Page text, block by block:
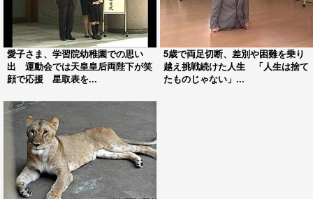
愛子さま、学習院幼稚園での思い
出 運動会では天皇皇后両陛下が笑
顔で応援 星取表を...
5歳で両足切断、差別や困難を乗り
越え挑戦続けた人生 「人生は捨て
たものじゃない」...